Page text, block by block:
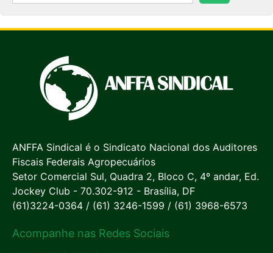
ANFFA Sindical é o Sindicato Nacional dos Auditores
Fiscais Federais Agropecuários
Setor Comercial Sul, Quadra 2, Bloco C, 4º andar, Ed.
Jockey Club - 70.302-912 - Brasília, DF
(61)3224-0364 / (61) 3246-1599 / (61) 3968-6573
Acompanhe nas Redes Sociais